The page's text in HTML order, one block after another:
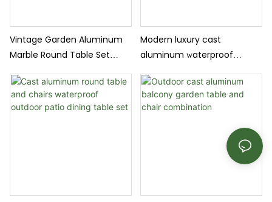
Vintage Garden Aluminum
Marble Round Table Set
Dining Set 6 Chairs Dining
Table Furniture
Modern luxury cast
aluminum waterproof
dining table and chairs
furniture